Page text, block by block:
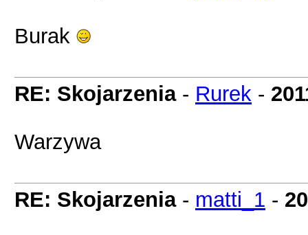
Burak
RE: Skojarzenia- Rurek -
Warzywa
RE: Skojarzenia- matti_1 -